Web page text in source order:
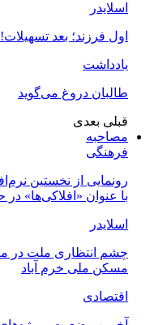
اسلایدر
اول فرزند؛ بعد تسهیلات!
یادداشت
طالبان دروغ می‌گوید
قبلی بعدی
مصاحبه
فرهنگی
رونمایی از نخستین
با عنوان «افلاکی‌ها»
اسلایدر
مسکن ملی خرم آباد
اقتصادی